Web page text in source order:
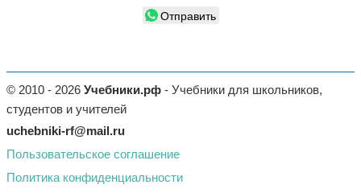
Отправить
© 2010 - 2026 Учебники.рф - Учебники для школьников,
студентов и учителей
uchebniki-rf@mail.ru
Пользовательское соглашение
Политика конфиденциальности